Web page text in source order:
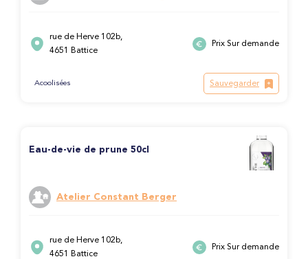
rue de Herve 102b,
4651 Battice
Prix Sur demande
Acoolisées Sauvegarder
Eau-de-vie de prune 50cl
Atelier Constant Berger
rue de Herve 102b,
4651 Battice
Prix Sur demande